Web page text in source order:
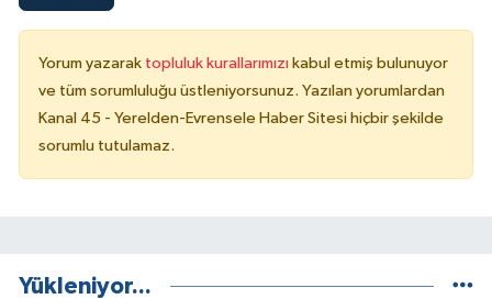
Yorum yazarak topluluk kurallarımızı kabul etmiş bulunuyor
ve tüm sorumluluğu üstleniyorsunuz. Yazılan yorumlardan
Kanal 45 - Yerelden-Evrensele Haber Sitesi hiçbir şekilde
sorumlu tutulamaz.
Yükleniyor...